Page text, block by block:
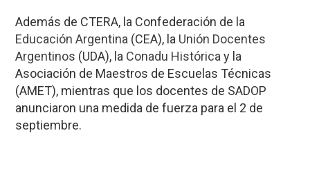
Además de CTERA, la Confederación de la
Educación Argentina (CEA), la Unión Docentes
Argentinos (UDA), la Conadu Histórica y la
Asociación de Maestros de Escuelas Técnicas
(AMET), mientras que los docentes de SADOP
anunciaron una medida de fuerza para el 2 de
septiembre.